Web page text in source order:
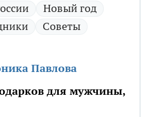
Новый год
Советы
Павлова
для мужчины,